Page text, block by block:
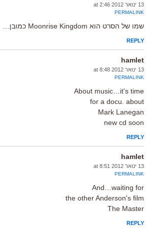
13 ינואר 2012 at 2:46
PERMALINK
שמו של הסרט הוא Moonrise Kingdom כמובן…
REPLY
hamlet
13 ינואר 2012 at 8:48
PERMALINK
About music…it's time
for a docu. about
Mark Lanegan
new cd soon
REPLY
hamlet
13 ינואר 2012 at 8:51
PERMALINK
And…waiting for
the other Anderson's film
The Master
REPLY